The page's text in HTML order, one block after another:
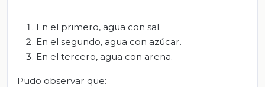
En el primero, agua con sal.
En el segundo, agua con azúcar.
En el tercero, agua con arena.
Pudo observar que: